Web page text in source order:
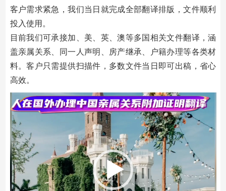
客户需求紧急，我们当日就完成全部翻译排版，文件顺利
投入使用。
目前我们可承接加、美、英、澳等多国相关文件翻译，涵
盖亲属关系、同一人声明、房产继承、户籍办理等各类材
料。客户只需提供扫描件，多数文件当日即可出稿，省心
高效。
视
频
播
放
器